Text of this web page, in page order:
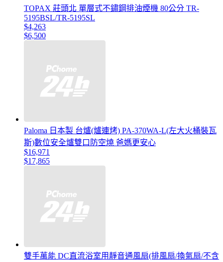
TOPAX 莊頭北 單層式不鏽鋼排油煙機 80公分 TR-
5195BSL/TR-5195SL
$4,263
$6,500
Paloma 日本製 台爐(爐連烤) PA-370WA-L(左大火桶裝瓦
斯)數位安全爐雙口防空燒 爸媽更安心
$16,971
$17,865
雙手萬能 DC直流浴室用靜音通風扇(排風扇/換氣扇/不含